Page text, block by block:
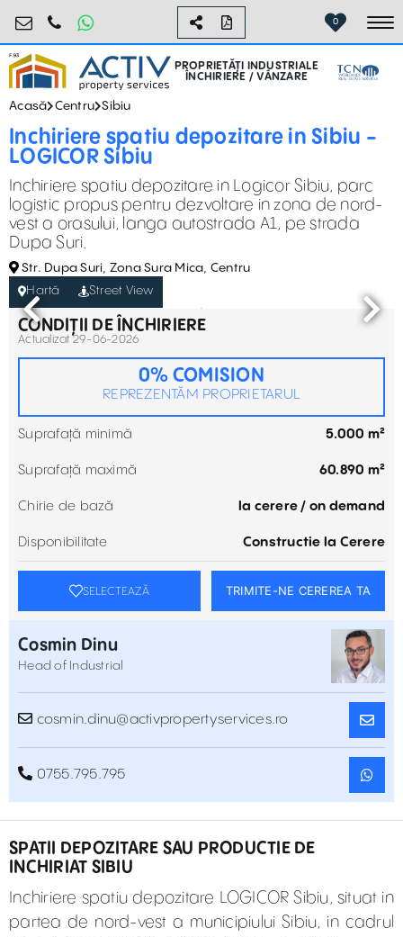
industrial@activpropertyservices.ro
0755.795.795 0
PROPRIETĂȚI INDUSTRIALE
ÎNCHIRIERE / VÂNZARE
Acasă Centru Sibiu
Inchiriere spatiu depozitare in Sibiu -
LOGICOR Sibiu
Inchiriere spatiu depozitare in Logicor Sibiu, parc
logistic propus pentru dezvoltare in zona de nord-
vest a orasului, langa autostrada A1, pe strada
Dupa Suri.
Str. Dupa Suri, Zona Sura Mica, Centru
Hartă
Street View
CONDIȚII DE ÎNCHIRIERE
Actualizat 29-06-2026
0% COMISION
REPREZENTĂM PROPRIETARUL
Suprafață minimă 5.000 m²
Suprafață maximă 60.890 m²
Chirie de bază la cerere / on demand
Disponibilitate Constructie la Cerere
SELECTEAZĂ TRIMITE-NE CEREREA TA
Cosmin Dinu
Head of Industrial
cosmin.dinu@activpropertyservices.ro
0755.795.795
SPATII DEPOZITARE SAU PRODUCTIE DE
INCHIRIAT SIBIU
Inchiriere spatiu depozitare LOGICOR Sibiu, situat in
partea de nord-vest a municipiului Sibiu, in cadrul